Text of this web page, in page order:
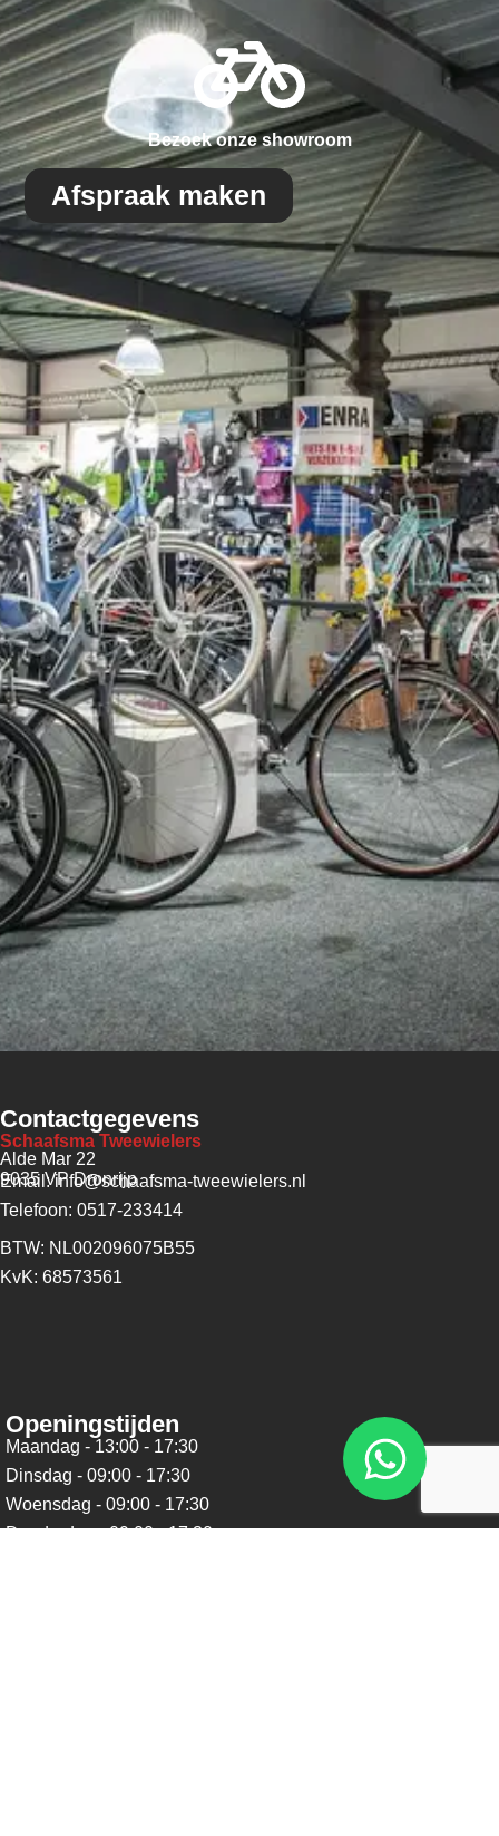
Bezoek onze showroom
Afspraak maken
Contactgegevens
Schaafsma Tweewielers
Alde Mar 22
9035 VP Dronrijp
Email: info@schaafsma-tweewielers.nl
Telefoon: 0517-233414
BTW: NL002096075B55
KvK: 68573561
Openingstijden
Maandag - 13:00 - 17:30
Dinsdag - 09:00 - 17:30
Woensdag - 09:00 - 17:30
Donderdag - 09:00 - 17:30